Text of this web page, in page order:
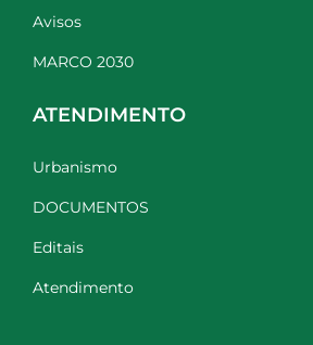
Avisos
MARCO 2030
ATENDIMENTO
Urbanismo
DOCUMENTOS
Editais
Atendimento